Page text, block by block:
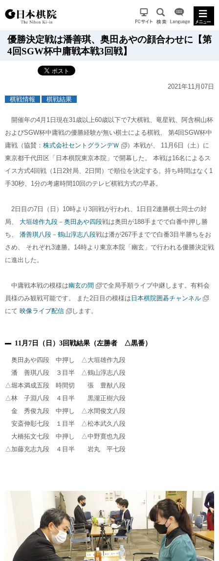
優勝決定戦は潘善琪、奥田あやの顔合わせに【第
4回SGW杯中庸戦本戦3回戦】
2021年11月07日
棋戦情報
棋戦結果
開催年の4月1日現在31歳以上60歳以下で7大棋戦、竜星戦、阿含桐山杯
およびSGW杯中庸戦の優勝経験が無い棋士による棋戦、 第4回SGW杯中
庸戦（協賛： 株式会社セントグランデＷ
）本戦が、 11月6日（土）に
東京都千代田区「日本棋院東京本院」で開幕した。 本戦は16名によるス
イス方式4回戦（1日2対局、2日間）で順位を決定する。持ち時間はなく1
手30秒、1分の考慮時間10回のテレビ棋戦方式の早碁。
2日目の7日（日）10時より3回戦が行われ、1日目2連勝棋士同士の対
局、 大垣雄作九段 － 奥田あや四段戦は奥田が188手までで白番中押し勝
ち、 潘善琪八段 － 鶴山淳志八段戦は潘が267手までで白番3目半勝ちをお
さめ、 それぞれ3連勝。14時より東京本院「幽玄」で行われる優勝決定戦
に進出した。
中庸戦本戦の模様は幽玄の間
で全局手順ライブ中継します。有料会
員様のみ観戦可能です。 また2日目の模様は 日本棋院囲碁チャンネル
にて 映像ライブ配信 します。
11月7日（日）3回戦結果（左勝者 △黒番）
奥田あや四段 中押し △大垣雄作九段
潘 善琪八段 ３目半 △鶴山淳志八段
△堀本満成五段 時間切 張 豊猷八段
△林 子淵八段 ４目半 黒瀧正樹六段
金 秀俊九段 中押し △水間俊文八段
安斎伸彰七段 １目半 △松本武久八段
大橋拓文七段 中押し △中野寛也九段
△加藤充志九段 ４目半 岩丸 平七段